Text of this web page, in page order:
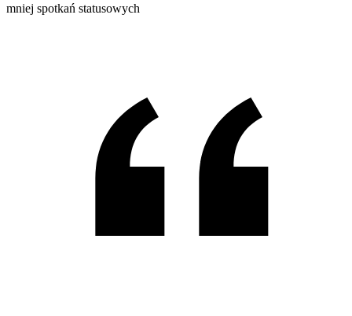
mniej spotkań statusowych